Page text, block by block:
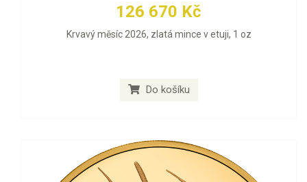
126 670 Kč
Krvavý měsíc 2026, zlatá mince v etuji, 1 oz
Do košíku